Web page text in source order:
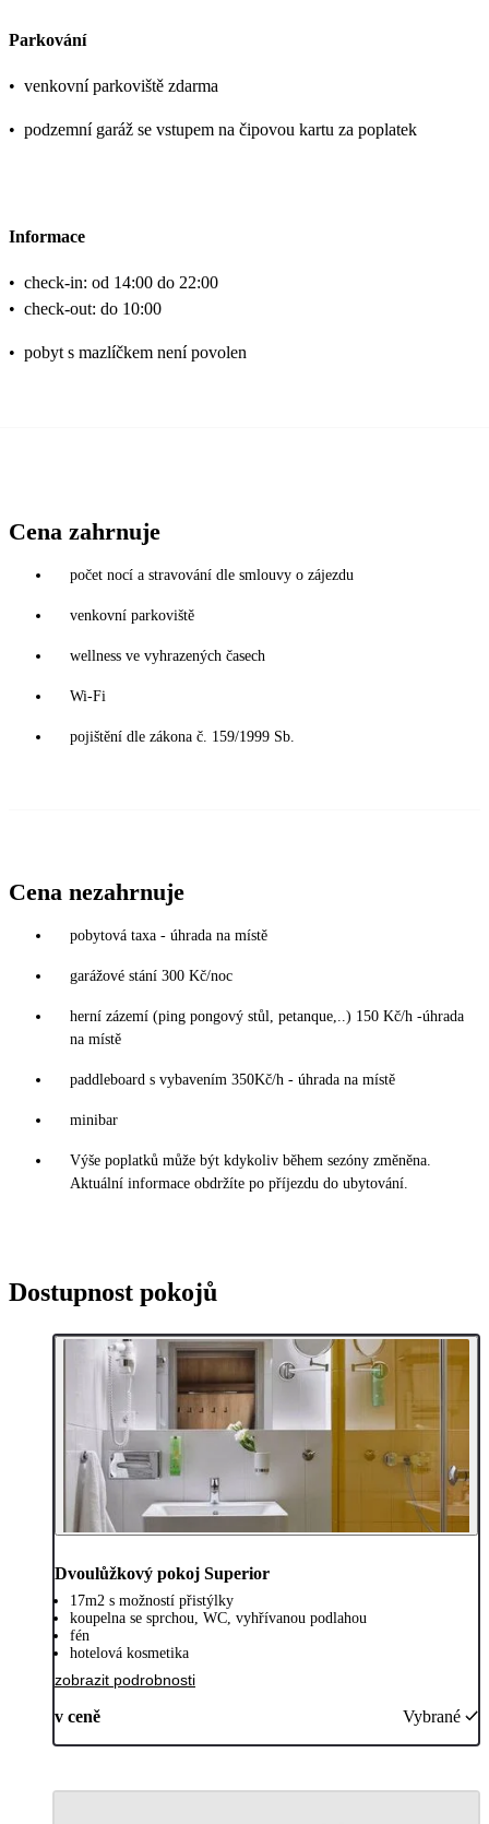
Parkování
• venkovní parkoviště zdarma
• podzemní garáž se vstupem na čipovou kartu za poplatek
Informace
• check-in: od 14:00 do 22:00
• check-out: do 10:00
• pobyt s mazlíčkem není povolen
Cena zahrnuje
počet nocí a stravování dle smlouvy o zájezdu
venkovní parkoviště
wellness ve vyhrazených časech
Wi-Fi
pojištění dle zákona č. 159/1999 Sb.
Cena nezahrnuje
pobytová taxa - úhrada na místě
garážové stání 300 Kč/noc
herní zázemí (ping pongový stůl, petanque,..) 150 Kč/h -úhrada
na místě
paddleboard s vybavením 350Kč/h - úhrada na místě
minibar
Výše poplatků může být kdykoliv během sezóny změněna.
Aktuální informace obdržíte po příjezdu do ubytování.
Dostupnost pokojů
Dvoulůžkový pokoj Superior
17m2 s možností přistýlky
koupelna se sprchou, WC, vyhřívanou podlahou
fén
hotelová kosmetika
zobrazit podrobnosti
v ceně Vybrané